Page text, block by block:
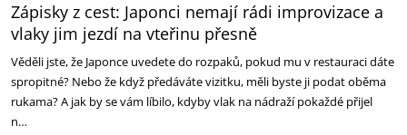
Zápisky z cest: Japonci nemají rádi improvizace a
vlaky jim jezdí na vteřinu přesně
Věděli jste, že Japonce uvedete do rozpaků, pokud mu v restauraci dáte
spropitné? Nebo že když předáváte vizitku, měli byste ji podat oběma
rukama? A jak by se vám líbilo, kdyby vlak na nádraží pokaždé přijel
n…